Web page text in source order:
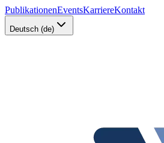
PublikationenEventsKarriereKontakt
Deutsch (de)